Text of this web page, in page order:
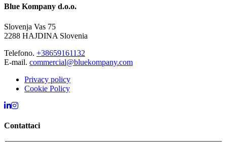
Blue Kompany d.o.o.
Slovenja Vas 75
2288 HAJDINA Slovenia
Telefono. +38659161132
E-mail. commercial@bluekompany.com
Privacy policy
Cookie Policy
Contattaci